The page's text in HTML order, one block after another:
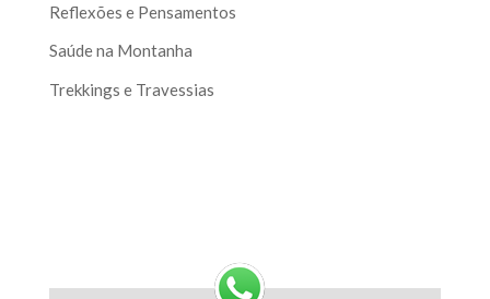
Reflexões e Pensamentos
Saúde na Montanha
Trekkings e Travessias